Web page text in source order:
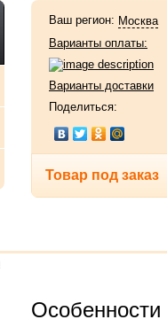
Ваш регион: Москва
Варианты оплаты:
Варианты доставки
Поделиться:
Товар под заказ
Особенности